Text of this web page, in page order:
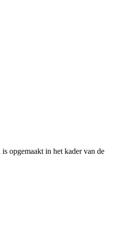
opgemaakt in het kader van de